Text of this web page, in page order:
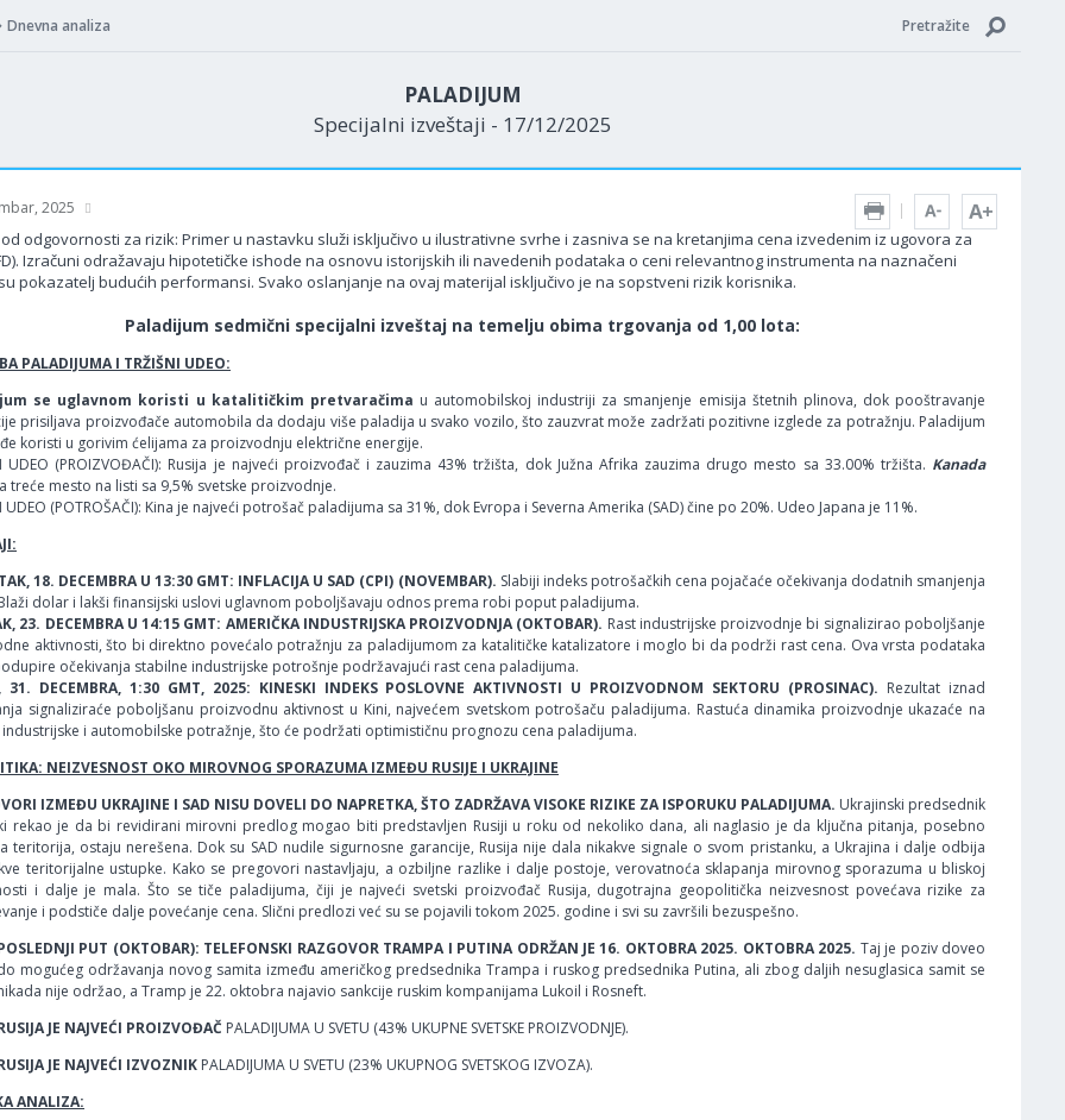
Dnevna analiza Pretražite
PALADIJUM
Specijalni izveštaji - 17/12/2025
2025
odgovornosti za rizik: Primer u nastavku služi isključivo u ilustrativne svrhe i zasniva se na kretanjima cena izvedenim iz ugovora za
Izračuni odražavaju hipotetičke ishode na osnovu istorijskih ili navedenih podataka o ceni relevantnog instrumenta na naznačeni
pokazatelj budućih performansi. Svako oslanjanje na ovaj materijal isključivo je na sopstveni rizik korisnika.
Paladijum sedmični specijalni izveštaj na temelju obima trgovanja od 1,00 lota:
PALADIJUMA I TRŽIŠNI UDEO:
se uglavnom koristi u katalitičkim pretvaračima u automobilskoj industriji za smanjenje emisija štetnih plinova, dok pooštravanje
prisiljava proizvođače automobila da dodaju više paladija u svako vozilo, što zauzvrat može zadržati pozitivne izglede za potražnju. Paladijum
koristi u gorivim ćelijama za proizvodnju električne energije.
UDEO (PROIZVOĐAČI): Rusija je najveći proizvođač i zauzima 43% tržišta, dok Južna Afrika zauzima drugo mesto sa 33.00% tržišta. Kanada
treće mesto na listi sa 9,5% svetske proizvodnje.
UDEO (POTROŠAČI): Kina je najveći potrošač paladijuma sa 31%, dok Evropa i Severna Amerika (SAD) čine po 20%. Udeo Japana je 11%.
18. DECEMBRA U 13:30 GMT: INFLACIJA U SAD (CPI) (NOVEMBAR). Slabiji indeks potrošačkih cena pojačaće očekivanja dodatnih smanjenja
Blaži dolar i lakši finansijski uslovi uglavnom poboljšavaju odnos prema robi poput paladijuma.
23. DECEMBRA U 14:15 GMT: AMERIČKA INDUSTRIJSKA PROIZVODNJA (OKTOBAR). Rast industrijske proizvodnje bi signalizirao poboljšanje
aktivnosti, što bi direktno povećalo potražnju za paladijumom za katalitičke katalizatore i moglo bi da podrži rast cena. Ova vrsta podataka
očekivanja stabilne industrijske potrošnje podržavajući rast cena paladijuma.
31. DECEMBRA, 1:30 GMT, 2025: KINESKI INDEKS POSLOVNE AKTIVNOSTI U PROIZVODNOM SEKTORU (PROSINAC). Rezultat iznad
signaliziraće poboljšanu proizvodnu aktivnost u Kini, najvećem svetskom potrošaču paladijuma. Rastuća dinamika proizvodnje ukazaće na
industrijske i automobilske potražnje, što će podržati optimističnu prognozu cena paladijuma.
NEIZVESNOST OKO MIROVNOG SPORAZUMA IZMEĐU RUSIJE I UKRAJINE
IZMEĐU UKRAJINE I SAD NISU DOVELI DO NAPRETKA, ŠTO ZADRŽAVA VISOKE RIZIKE ZA ISPORUKU PALADIJUMA. Ukrajinski predsednik
rekao je da bi revidirani mirovni predlog mogao biti predstavljen Rusiji u roku od nekoliko dana, ali naglasio je da ključna pitanja, posebno
teritorija, ostaju nerešena. Dok su SAD nudile sigurnosne garancije, Rusija nije dala nikakve signale o svom pristanku, a Ukrajina i dalje odbija
teritorijalne ustupke. Kako se pregovori nastavljaju, a ozbiljne razlike i dalje postoje, verovatnoća sklapanja mirovnog sporazuma u bliskoj
i dalje je mala. Što se tiče paladijuma, čiji je najveći svetski proizvođač Rusija, dugotrajna geopolitička neizvesnost povećava rizike za
i podstiče dalje povećanje cena. Slični predlozi već su se pojavili tokom 2025. godine i svi su završili bezuspešno.
PUT (OKTOBAR): TELEFONSKI RAZGOVOR TRAMPA I PUTINA ODRŽAN JE 16. OKTOBRA 2025. OKTOBRA 2025. Taj je poziv doveo
mogućeg održavanja novog samita između američkog predsednika Trampa i ruskog predsednika Putina, ali zbog daljih nesuglasica samit se
nije održao, a Tramp je 22. oktobra najavio sankcije ruskim kompanijama Lukoil i Rosneft.
JE NAJVEĆI PROIZVOĐAČ PALADIJUMA U SVETU (43% UKUPNE SVETSKE PROIZVODNJE).
JE NAJVEĆI IZVOZNIK PALADIJUMA U SVETU (23% UKUPNOG SVETSKOG IZVOZA).
ANALIZA: